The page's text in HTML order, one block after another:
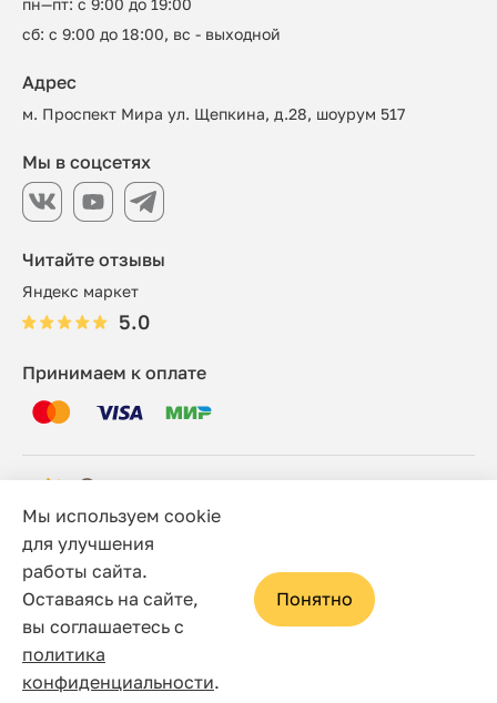
пн—пт: с 9:00 до 19:00
сб: с 9:00 до 18:00, вс - выходной
Читайте отзывы
Яндекс маркет
5.0
Адрес
м. Проспект Мира ул. Щепкина, д.28, шоурум 517
Принимаем к оплате
Мы в соцсетях
© 2006 - 2026 Этно-шоп, Интернет-магазин
Политика конфиденциальности
Сайт носит исключительно информационный характер, и
ни при каких условиях не является публичной офертой,
определяемой положениями статьи 437(2) Гражданского
кодекса Российской Федерации
Мы используем cookie
для улучшения
работы сайта.
Оставаясь на сайте,
вы соглашаетесь с
политика
конфиденциальности.
Понятно